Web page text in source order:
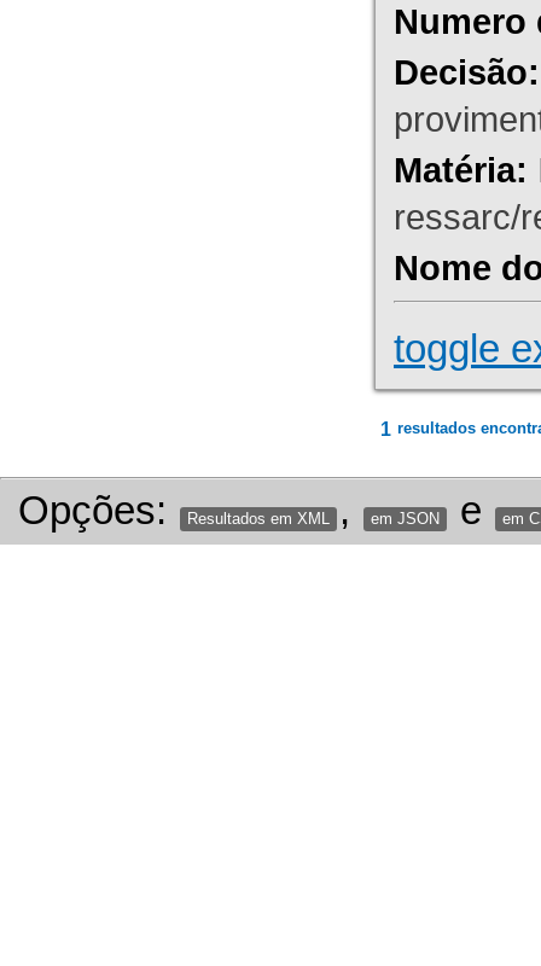
Numero
Decisão:
Matéria:
ressarc/
Nome
toggle
1 resultados
Opções: Resultados em XML , em JSON e em